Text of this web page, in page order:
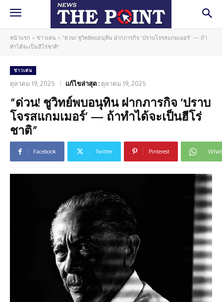
หน้าแรก ข่าวเด่น
“ด่วน! ชูวิทย์พบอนุทิน ฝากภารกิจ ‘ปราบโจรสแกมเมอร์’ — ถ้า
ทำได้จะเป็นฮีโร่ชาติ”
ข่าวเด่น
ตุลาคม 19, 2025 แก้ไขล่าสุด : ตุลาคม 19, 2025
“ด่วน! ชูวิทย์พบอนุทิน ฝากภารกิจ ‘ปราบ
โจรสแกมเมอร์’ — ถ้าทำได้จะเป็นฮีโร่
ชาติ”
Facebook Twitter Pinterest